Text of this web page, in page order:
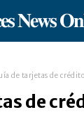
𝐍𝐞𝐰𝐬
de tarjetas de
de